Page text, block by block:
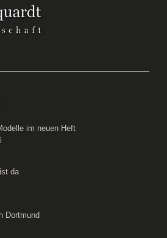
im neuen Heft
da
Dortmund